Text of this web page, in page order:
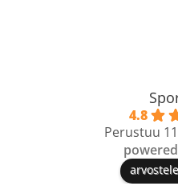
4.8
Perustuu